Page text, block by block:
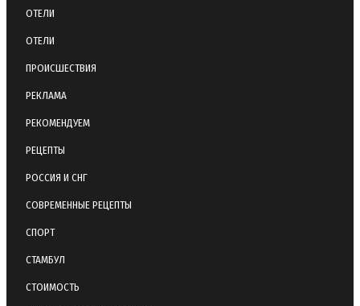
ОТЕЛИ
ОТЕЛИ
ПРОИСШЕСТВИЯ
РЕКЛАМА
РЕКОМЕНДУЕМ
РЕЦЕПТЫ
РОССИЯ И СНГ
СОВРЕМЕННЫЕ РЕЦЕПТЫ
СПОРТ
СТАМБУЛ
СТОИМОСТЬ